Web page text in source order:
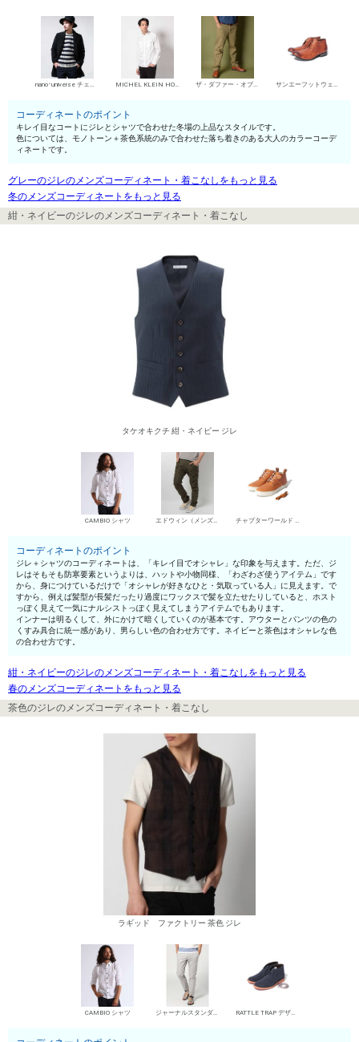
nano･universe チェスターコート MICHEL KLEIN HOMME シャツ ザ・ダファー・オブ・セントジョージ チノパン・綿パン サンエーフットウェア 短靴・レザーシューズ
コーディネートのポイント
キレイ目なコートにジレとシャツで合わせた冬場の上品なスタイルです。
色については、モノトーン＋茶色系統のみで合わせた落ち着きのある大人のカラーコーデ
ィネートです。
グレーのジレのメンズコーディネート・着こなしをもっと見る
冬のメンズコーディネートをもっと見る
紺・ネイビーのジレのメンズコーディネート・着こなし
タケオキクチ 紺・ネイビー ジレ
CAMBIO シャツ エドウィン（メンズ） チノパン・綿パン チャプターワールド デザートブーツ
コーディネートのポイント
ジレ＋シャツのコーディネートは、「キレイ目でオシャレ」な印象を与えます。ただ、ジ
レはそもそも防寒要素というよりは、ハットや小物同様、「わざわざ使うアイテム」です
から、身につけているだけで「オシャレが好きなひと・気取っている人」に見えます。で
すから、例えば髪型が長髪だったり過度にワックスで髪を立たせたりしていると、ホスト
っぽく見えて一気にナルシストっぽく見えてしまうアイテムでもあります。
インナーは明るくして、外にかけて暗くしていくのが基本です。アウターとパンツの色の
くすみ具合に統一感があり、男らしい色の合わせ方です。ネイビーと茶色はオシャレな色
の合わせ方です。
紺・ネイビーのジレのメンズコーディネート・着こなしをもっと見る
春のメンズコーディネートをもっと見る
茶色のジレのメンズコーディネート・着こなし
ラギッド ファクトリー 茶色 ジレ
CAMBIO シャツ ジャーナルスタンダード チノパン・綿パン RATTLE TRAP デザートブーツ